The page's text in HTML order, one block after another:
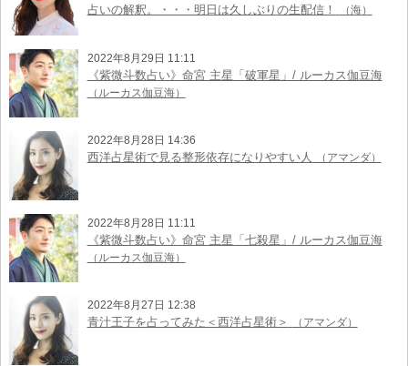
占いの解釈。・・・明日は久しぶりの生配信！
（海）
2022年8月29日 11:11
《紫微斗数占い》命宮 主星「破軍星」/ ルーカス伽豆海
（ルーカス伽豆海）
2022年8月28日 14:36
西洋占星術で見る整形依存になりやすい人 （アマンダ）
2022年8月28日 11:11
《紫微斗数占い》命宮 主星「七殺星」/ ルーカス伽豆海
（ルーカス伽豆海）
2022年8月27日 12:38
青汁王子を占ってみた＜西洋占星術＞ （アマンダ）